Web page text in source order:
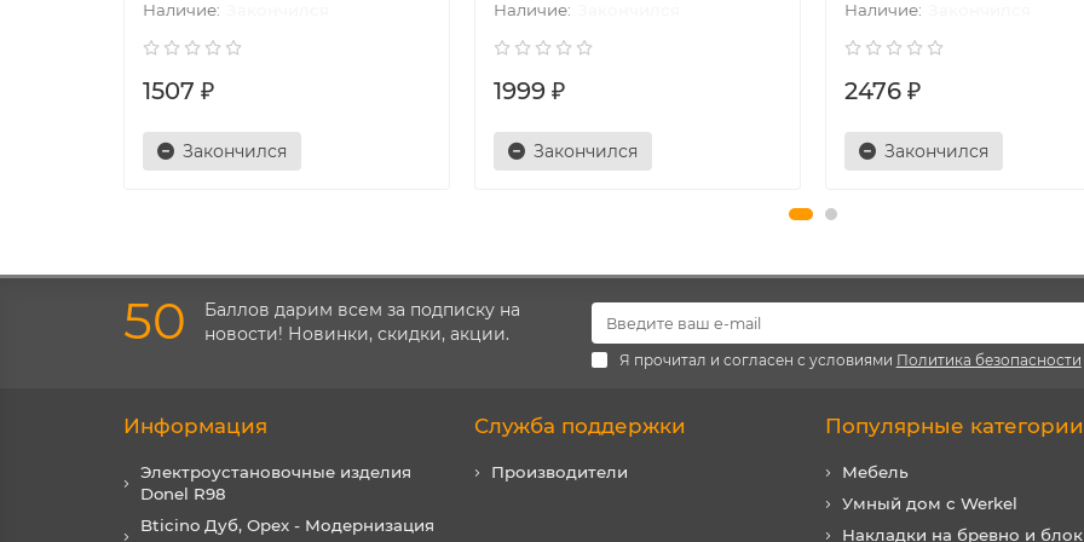
1507 ₽
Закончился
1999 ₽
Закончился
2476 ₽
Закончился
50
Баллов дарим всем за подписку на
новости! Новинки, скидки, акции.
Я прочитал и согласен с условиями Политика безопасности
Информация
Электроустановочные изделия
Donel R98
Bticino Дуб, Орех - Модернизация
Служба поддержки
Производители
Популярные категории
Мебель
Умный дом с Werkel
Накладки на бревно и блок